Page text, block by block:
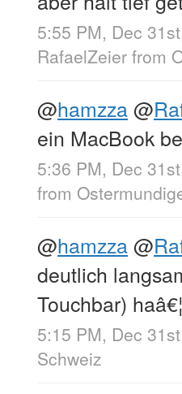
5:55 PM, Dec
RafaelZeier from
@hamzza@
ein MacBook
5:36 PM, Dec
from
@hamzza@
deutlich
Touchbar) haâ€¦
5:15 PM, Dec
Schweiz